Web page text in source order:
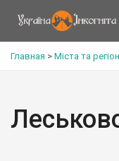
Главная > Міста та